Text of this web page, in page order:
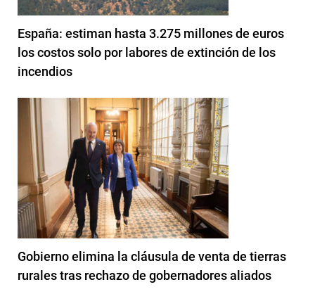
España: estiman hasta 3.275 millones de euros
los costos solo por labores de extinción de los
incendios
Gobierno elimina la cláusula de venta de tierras
rurales tras rechazo de gobernadores aliados